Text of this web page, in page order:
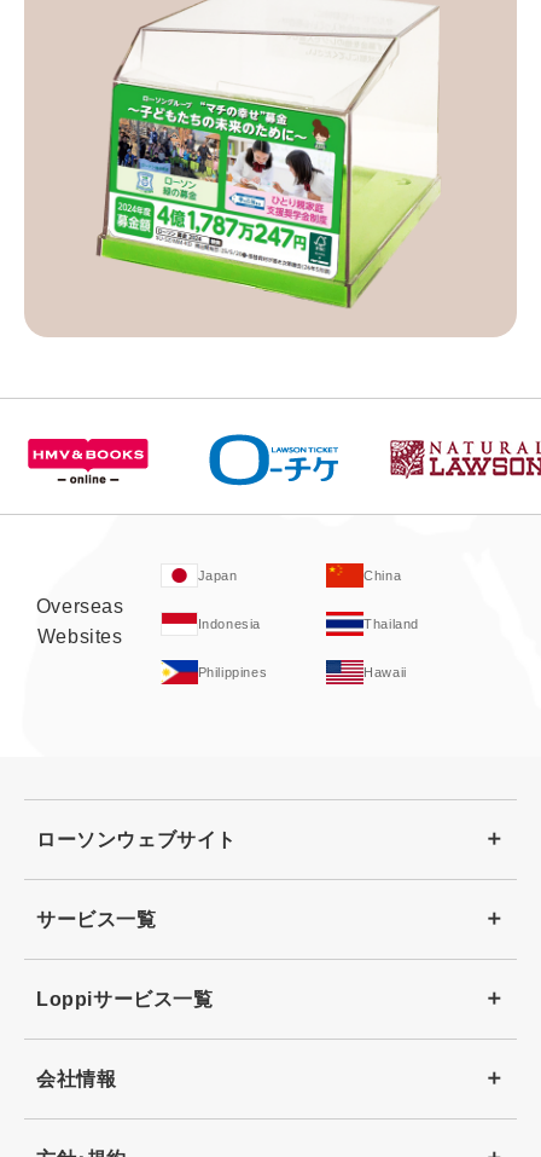
Overseas
Websites
Japan China
Indonesia Thailand
Philippines Hawaii
ローソンウェブサイト
サービス一覧
Loppiサービス一覧
会社情報